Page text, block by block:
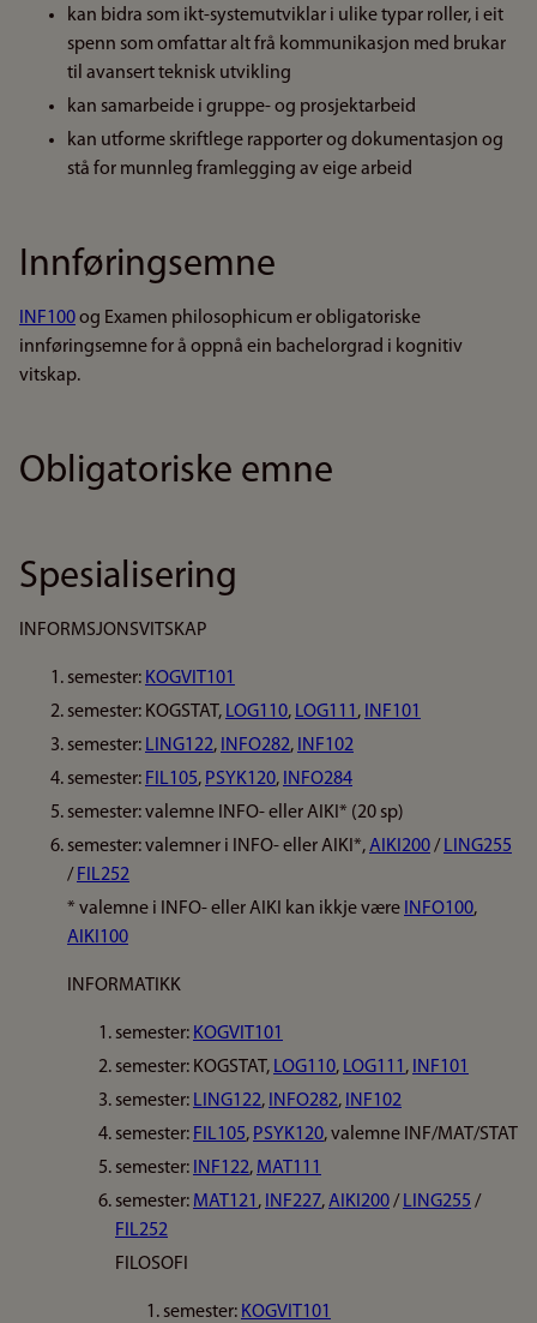
kan bidra som ikt-systemutviklar i ulike typar roller, i eit
spenn som omfattar alt frå kommunikasjon med brukar
til avansert teknisk utvikling
kan samarbeide i gruppe- og prosjektarbeid
kan utforme skriftlege rapporter og dokumentasjon og
stå for munnleg framlegging av eige arbeid
Innføringsemne
INF100og Examen philosophicum er obligatoriske
innføringsemne for å oppnå ein bachelorgrad i kognitiv
vitskap.
Obligatoriske emne
Spesialisering
INFORMSJONSVITSKAP
semester: KOGVIT101
semester: KOGSTAT, LOG110, LOG111 , INF101
semester: LING122, INFO282, INF102
semester: FIL105, PSYK120, INFO284
semester: valemne INFO- eller AIKI* (20 sp)
semester: valemner i INFO- eller AIKI*,AIKI200/ LING255
/ FIL252
* valemne i INFO- eller AIKI kan ikkje være INFO100,
AIKI100
INFORMATIKK
semester: KOGVIT101
semester: KOGSTAT, LOG110, LOG111 , INF101
semester: LING122, INFO282, INF102
semester: FIL105, PSYK120, valemne INF/MAT/STAT
semester: INF122, MAT111
semester: MAT121 , INF227,AIKI200/ LING255 /
FIL252
FILOSOFI
semester: KOGVIT101